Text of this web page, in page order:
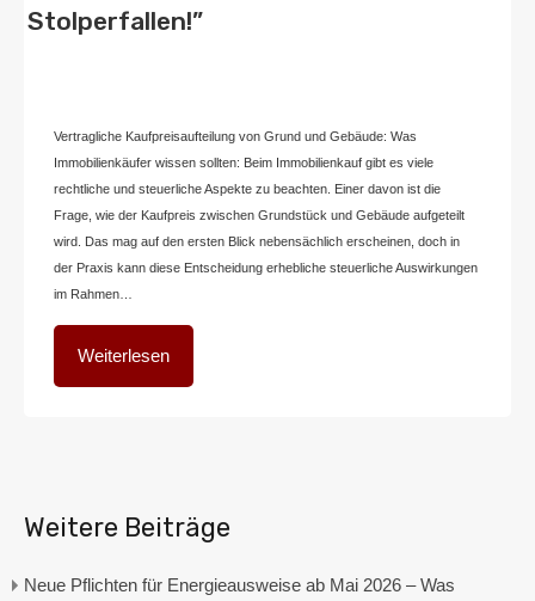
Stolperfallen!”
Home2 Immobilien
Vertragliche Kaufpreisaufteilung von Grund und Gebäude: Was
Immobilienkäufer wissen sollten: Beim Immobilienkauf gibt es viele
rechtliche und steuerliche Aspekte zu beachten. Einer davon ist die
Frage, wie der Kaufpreis zwischen Grundstück und Gebäude aufgeteilt
wird. Das mag auf den ersten Blick nebensächlich erscheinen, doch in
der Praxis kann diese Entscheidung erhebliche steuerliche Auswirkungen
im Rahmen…
Weiterlesen
Weitere Beiträge
Neue Pflichten für Energieausweise ab Mai 2026 – Was